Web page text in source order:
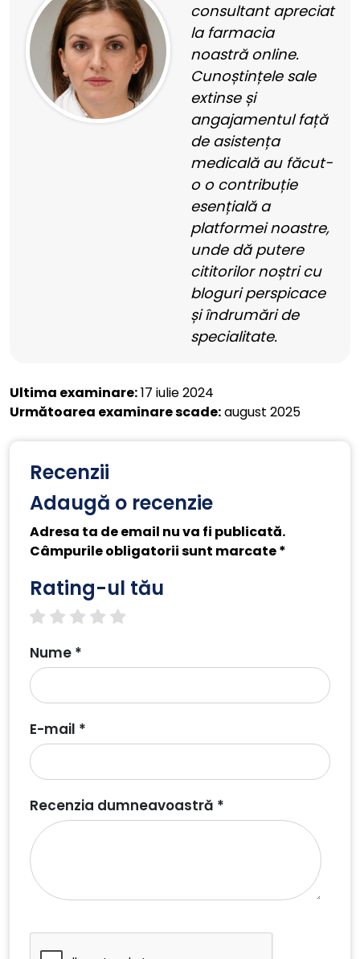
consultant apreciat
la farmacia
noastră online.
Cunoștințele sale
extinse și
angajamentul față
de asistența
medicală au făcut-
o o contribuție
esențială a
platformei noastre,
unde dă putere
cititorilor noștri cu
bloguri perspicace
și îndrumări de
specialitate.
Ultima examinare:17 iulie 2024
Următoarea examinare scade:august 2025
Recenzii
Adaugă o recenzie
Adresa ta de email nu va fi publicată.
Câmpurile obligatorii sunt marcate *
Rating-ul tău
4 stars
3 stars
2 stars
1 star
Nume *
E-mail *
Recenzia dumneavoastră *